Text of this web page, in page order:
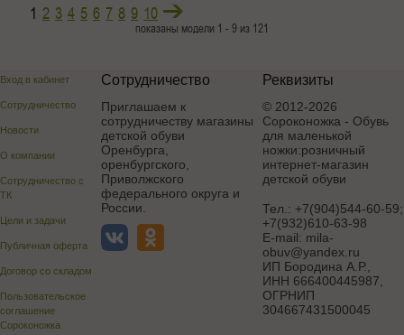
1 2 3 4 5 6 7 8 9 10
показаны модели 1 - 9 из 121
Вход в кабинет
Сотрудничество
Новости
О компании
Сотрудничество с
ТК
Цели и задачи
Публичная оферта
Договор со складом
Пользовательское
соглашение
Сороконожка
Сотрудничество
Приглашаем к
сотрудничеству магазины
детской обуви
Оренбурга,
оренбургского,
Приволжского
федерального округа и
России.
Реквизиты
© 2012-2026
Сороконожка - Обувь
для маленькой
ножки:розничный
интернет-магазин
детской обуви
Тел.: +7(904)544-60-59;
+7(932)610-63-98
E-mail: mila-
obuv@yandex.ru
ИП Бородина А.Р.
ИНН 666400445987,
ОГРНИП
304667431500045